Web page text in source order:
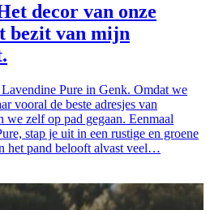
decor van onze
bezit van mijn
Pure in Genk. Omdat we
vooral de beste adresjes van
zelf op pad gegaan. Eenmaal
stap je uit in een rustige en groene
het pand belooft alvast veel…